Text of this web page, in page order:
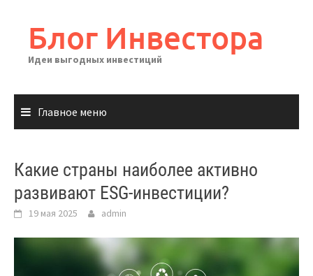
содержимому
Блог Инвестора
Идеи выгодных инвестиций
Главное меню
Какие страны наиболее активно
развивают ESG-инвестиции?
19 мая 2025 admin